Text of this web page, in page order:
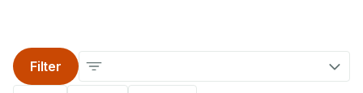
Filter